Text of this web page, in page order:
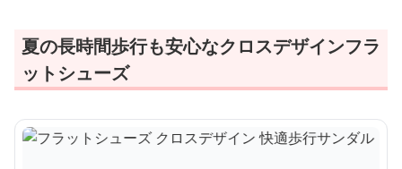
夏の長時間歩行も安心なクロスデザインフラ
ットシューズ